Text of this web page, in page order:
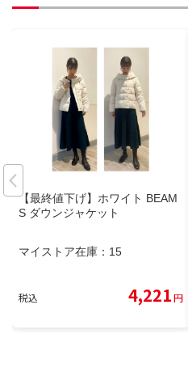
【最終値下げ】ホワイト BEAM
S ダウンジャケット
マイストア在庫： 15
税込 4,221円